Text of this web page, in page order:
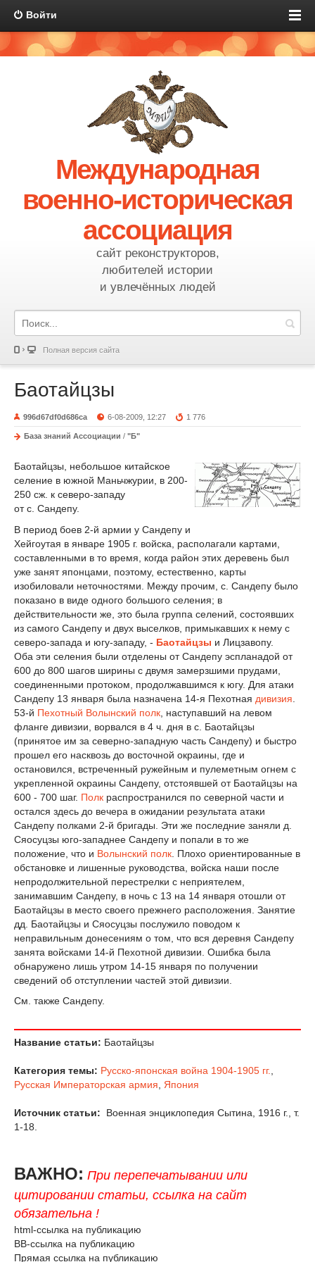
Войти
Международная
военно-историческая
ассоциация
сайт реконструкторов,
любителей истории
и увлечённых людей
Полная версия сайта
Баотайцзы
996d67df0d686ca 6-08-2009, 12:27 1 776
База знаний Ассоциации / "Б"
Баотайцзы, небольшое китайское
селение в южной Маньчжурии, в 200-
250 сж. к северо-западу
от с. Сандепу.
В период боев 2-й армии у Сандепу и
Хейгоутая в январе 1905 г. войска, располагали картами,
составленными в то время, когда район этих деревень был
уже занят японцами, поэтому, естественно, карты
изобиловали неточностями. Между прочим, с. Сандепу было
показано в виде одного большого селения; в
действительности же, это была группа селений, состоявших
из самого Сандепу и двух выселков, примыкавших к нему с
северо-запада и югу-западу, - Баотайцзы и Лицзавопу.
Оба эти селения были отделены от Сандепу эспланадой от
600 до 800 шагов ширины с двумя замерзшими прудами,
соединенными протоком, продолжавшимся к югу. Для атаки
Сандепу 13 января была назначена 14-я Пехотная дивизия
53-й Пехотный Волынский полк , наступавший на левом
фланге дивизии, ворвался в 4 ч. дня в с. Баотайцзы
(принятое им за северно-западную часть Сандепу) и быстро
прошел его насквозь до восточной окраины, где и
остановился, встреченный ружейным и пулеметным огнем с
укрепленной окраины Сандепу, отстоявшей от Баотайцзы на
600 - 700 шаг. Полк распространился по северной части и
остался здесь до вечера в ожидании результата атаки
Сандепу полками 2-й бригады. Эти же последние заняли д.
Сяосуцзы юго-западнее Сандепу и попали в то же
положение, что и Волынский полк . Плохо ориентированные в
обстановке и лишенные руководства, войска наши после
непродолжительной перестрелки с неприятелем,
занимавшим Сандепу, в ночь с 13 на 14 января отошли от
Баотайцзы в место своего прежнего расположения. Занятие
дд. Баотайцзы и Сяосуцзы послужило поводом к
неправильным донесениям о том, что вся деревня Сандепу
занята войсками 14-й Пехотной дивизии. Ошибка была
обнаружено лишь утром 14-15 января по получении
сведений об отступлении частей этой дивизии.
См. также Сандепу.
Название статьи: Баотайцзы
Категория темы: Русско-японская война 1904-1905 гг.
Русская Императорская армия
Япония
Источник статьи:
Военная энциклопедия Сытина, 1916 г., т.
1-18.
ВАЖНО: При перепечатывании или
цитировании статьи, ссылка на сайт
обязательна !
html-ссылка на публикацию
BB-ссылка на публикацию
Прямая ссылка на публикацию